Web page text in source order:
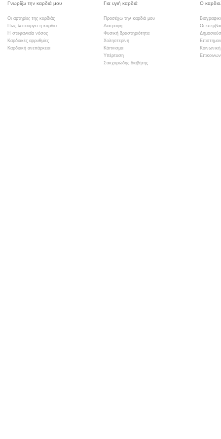
Γνωρίζω την καρδιά μου
Οι αρτηρίες της καρδιάς
Πώς λειτουργεί η καρδιά
Η στεφανιαία νόσος
Καρδιακές αρρυθμίες
Καρδιακή ανεπάρκεια
Για υγιή καρδιά
Προσέχω την καρδιά μου
Διατροφή
Φυσική δραστηριότητα
Χοληστερίνη
Κάπνισμα
Υπέρταση
Σακχαρώδης διαβήτης
Ο
Οι